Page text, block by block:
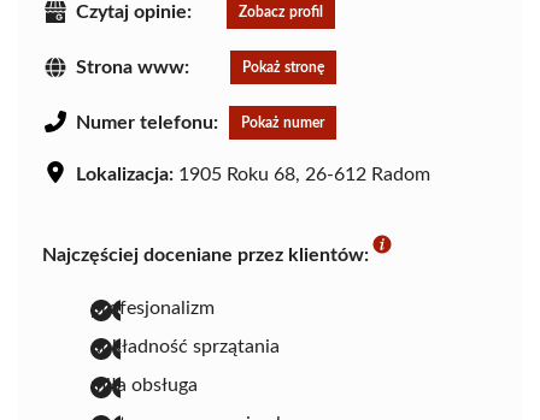
Czytaj opinie: Zobacz profil
Strona www: Pokaż stronę
Numer telefonu: Pokaż numer
Lokalizacja: 1905 Roku 68, 26-612 Radom
Najczęściej doceniane przez klientów:
profesjonalizm
dokładność sprzątania
miła obsługa